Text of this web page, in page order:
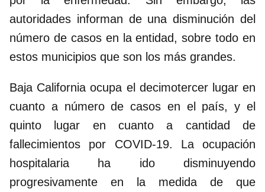
autoridades informan de una disminución del
número de casos en la entidad, sobre todo en
estos municipios que son los más grandes.
Baja California ocupa el decimotercer lugar en
cuanto a número de casos en el país, y el
quinto lugar en cuanto a cantidad de
fallecimientos por COVID-19. La ocupación
hospitalaria ha ido disminuyendo
progresivamente en la medida de que